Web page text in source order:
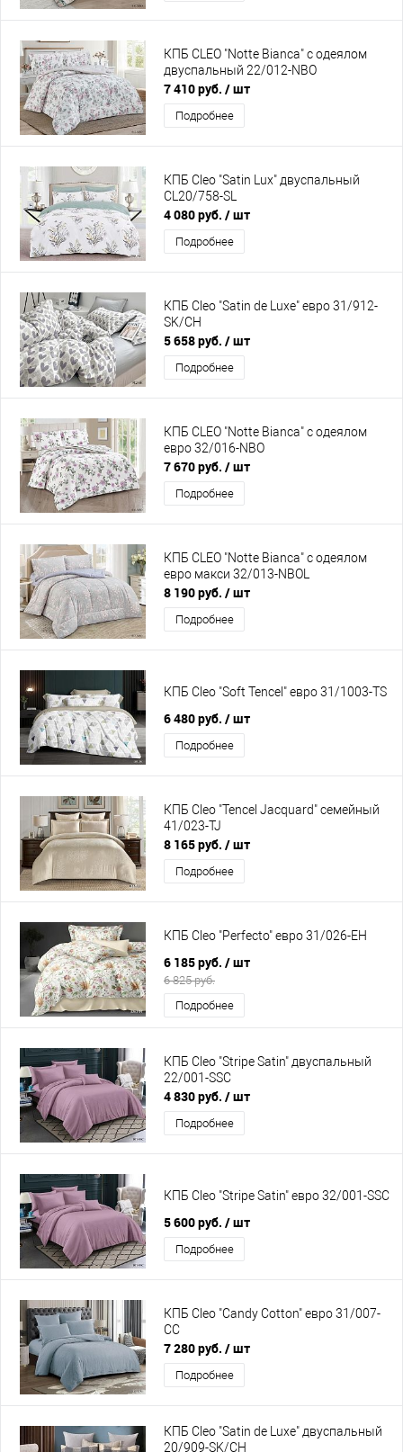
КПБ CLEO "Notte Bianca" с одеялом
двуспальный 22/012-NBO
7 410 руб. / шт
Подробнее
КПБ Cleo "Satin Lux" двуспальный
CL20/758-SL
4 080 руб. / шт
Подробнее
КПБ Cleo "Satin de Luxe" евро 31/912-
SK/CH
5 658 руб. / шт
Подробнее
КПБ CLEO "Notte Bianca" с одеялом
евро 32/016-NBO
7 670 руб. / шт
Подробнее
КПБ CLEO "Notte Bianca" с одеялом
евро макси 32/013-NBOL
8 190 руб. / шт
Подробнее
КПБ Cleo "Soft Tencel" евро 31/1003-TS
6 480 руб. / шт
Подробнее
КПБ Cleo "Tencel Jacquard" семейный
41/023-TJ
8 165 руб. / шт
Подробнее
КПБ Cleo "Perfecto" евро 31/026-EH
6 185 руб. / шт
6 825 руб.
Подробнее
КПБ Cleo "Stripe Satin" двуспальный
22/001-SSC
4 830 руб. / шт
Подробнее
КПБ Cleo "Stripe Satin" евро 32/001-SSC
5 600 руб. / шт
Подробнее
КПБ Cleo "Candy Cotton" евро 31/007-
CC
7 280 руб. / шт
Подробнее
КПБ Cleo "Satin de Luxe" двуспальный
20/909-SK/CH